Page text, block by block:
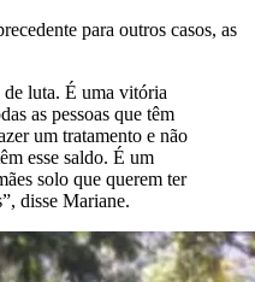
para outros casos, as
luta. É uma vitória
as pessoas que têm
um tratamento e não
esse saldo. É um
solo que querem ter
disse Mariane.